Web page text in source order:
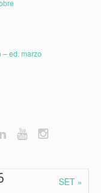
ed. marzo
SET »